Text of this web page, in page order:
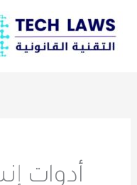
المحتوى
أدوات